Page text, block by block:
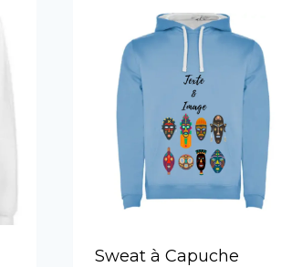
Sweat à Capuche